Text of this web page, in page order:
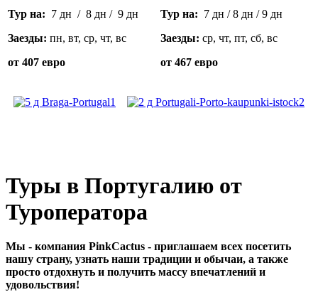
Тур на: 7 дн / 8 дн / 9 дн
Заезды: пн, вт, ср, чт, вс
от 407 евро
Тур на: 7 дн / 8 дн / 9 дн
Заезды: ср, чт, пт, сб, вс
от 467 евро
Туры в Португалию от
Туроператора
Мы - компания PinkCactus - приглашаем всех посетить
нашу страну, узнать наши традиции и обычаи, а также
просто отдохнуть и получить массу впечатлений и
удовольствия!